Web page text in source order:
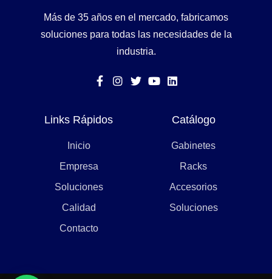
Más de 35 años en el mercado, fabricamos
soluciones para todas las necesidades de la
industria.
Links Rápidos
Inicio
Empresa
Soluciones
Calidad
Contacto
Catálogo
Gabinetes
Racks
Accesorios
Soluciones